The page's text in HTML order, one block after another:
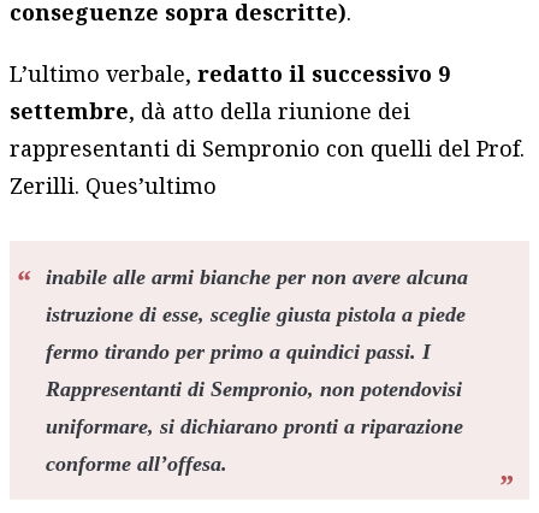
conseguenze sopra descritte).
L’ultimo verbale, redatto il successivo 9
settembre, dà atto della riunione dei
rappresentanti di Sempronio con quelli del Prof.
Zerilli. Ques’ultimo
inabile alle armi bianche per non avere alcuna
istruzione di esse, sceglie giusta pistola a piede
fermo tirando per primo a quindici passi. I
Rappresentanti di Sempronio, non potendovisi
uniformare, si dichiarano pronti a riparazione
conforme all’offesa.